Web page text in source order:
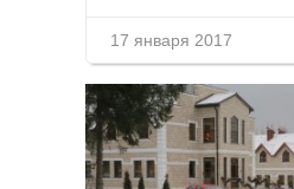
17 января 2017